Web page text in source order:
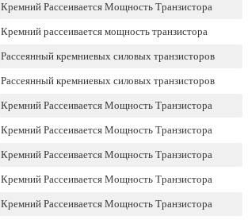
Кремний Рассеивается Мощность Транзистора
Кремний рассеивается мощность транзистора
Рассеянный кремниевых силовых транзисторов
Рассеянный кремниевых силовых транзисторов
Кремний Рассеивается Мощность Транзистора
Кремний Рассеивается Мощность Транзистора
Кремний Рассеивается Мощность Транзистора
Кремний Рассеивается Мощность Транзистора
Кремний Рассеивается Мощность Транзистора